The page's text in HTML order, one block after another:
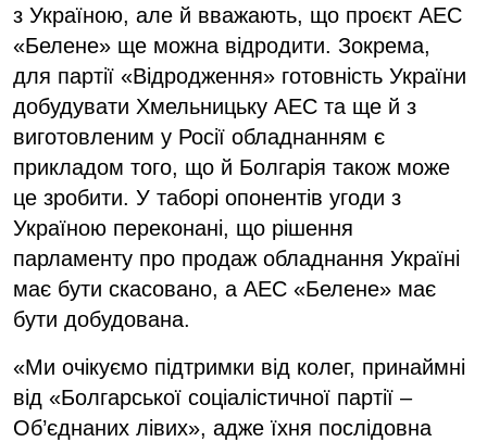
з Україною, але й вважають, що проєкт АЕС
«Белене» ще можна відродити. Зокрема,
для партії «Відродження» готовність України
добудувати Хмельницьку АЕС та ще й з
виготовленим у Росії обладнанням є
прикладом того, що й Болгарія також може
це зробити. У таборі опонентів угоди з
Україною переконані, що рішення
парламенту про продаж обладнання Україні
має бути скасовано, а АЕС «Белене» має
бути добудована.
«Ми очікуємо підтримки від колег, принаймні
від «Болгарської соціалістичної партії –
Об’єднаних лівих», адже їхня послідовна